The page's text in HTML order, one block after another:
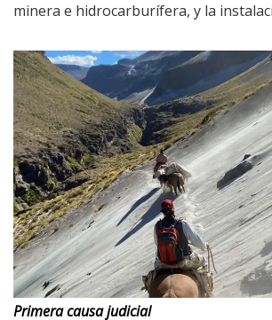
minera e hidrocarburífera, y la
Primera causa judicial